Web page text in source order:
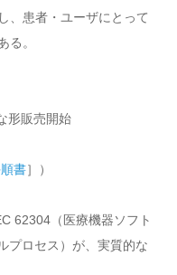
、患者・ユーザにとって
る。
形販売開始
書］）
62304（医療機器ソフト
プロセス）が、実質的な